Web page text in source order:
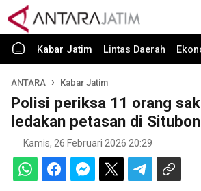
Kabar Jatim Lintas Daerah
ANTARA Kabar Jatim
Polisi periksa 11 orang
ledakan petasan di
Kamis, 26 Februari 2026 20:29